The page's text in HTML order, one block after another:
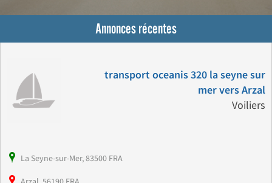
Annonces récentes
transport oceanis 320 la seyne sur
mer vers Arzal
Voiliers
La Seyne-sur-Mer, 83500 FRA